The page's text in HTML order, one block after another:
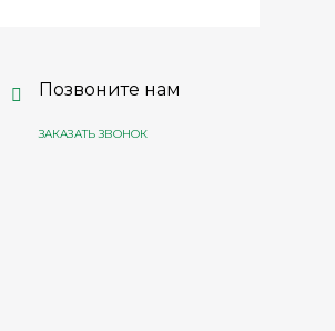
Позвоните нам
ЗАКАЗАТЬ ЗВОНОК